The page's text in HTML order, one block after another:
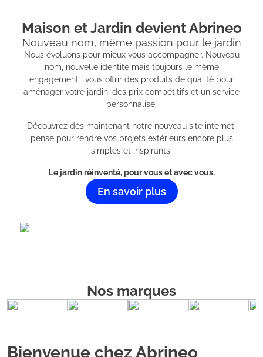
Maison et Jardin devient Abrineo
Nouveau nom, même passion pour le jardin
Nous évoluons pour mieux vous accompagner. Nouveau
nom, nouvelle identité mais toujours le même
engagement : vous offrir des produits de qualité pour
aménager votre jardin, des prix compétitifs et un service
personnalisé.
Découvrez dès maintenant notre nouveau site internet,
pensé pour rendre vos projets extérieurs encore plus
simples et inspirants.
Le jardin réinventé, pour vous et avec vous.
En savoir plus
Nos marques
Bienvenue chez Abrineo